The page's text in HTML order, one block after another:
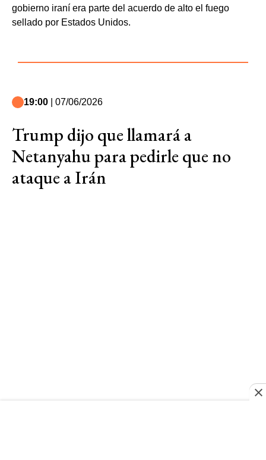
gobierno iraní era parte del acuerdo de alto el fuego
sellado por Estados Unidos.
19:00 | 07/06/2026
Trump dijo que llamará a
Netanyahu para pedirle que no
ataque a Irán